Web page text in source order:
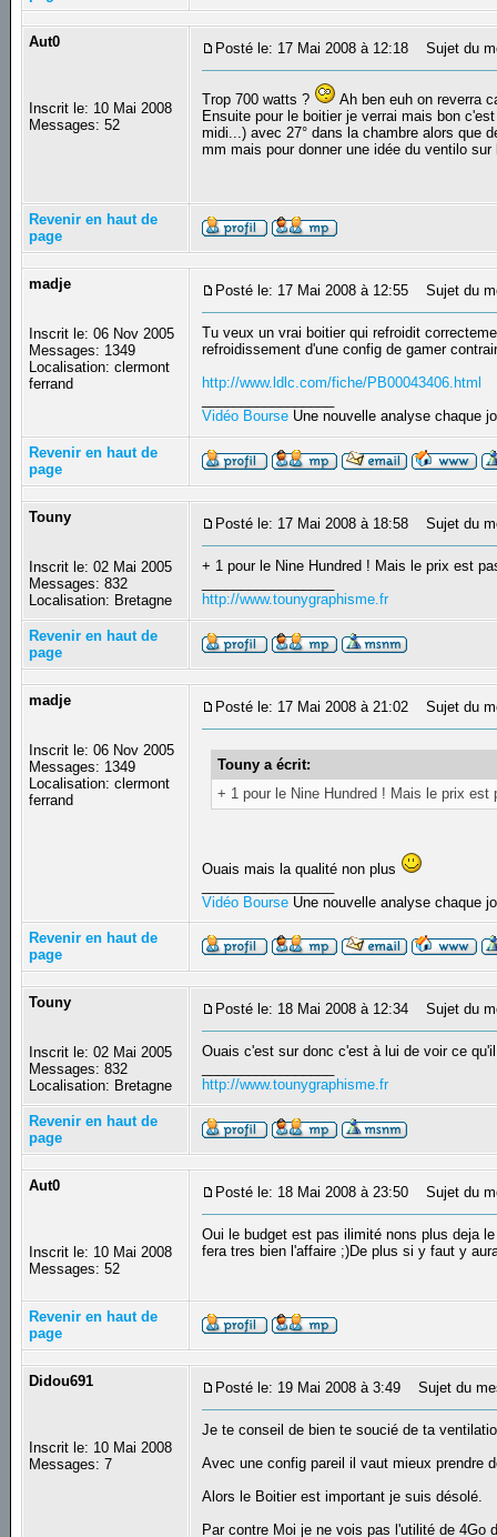
Aut0
Inscrit le: 10 Mai 2008
Messages: 52
Posté le: 17 Mai 2008 à 12:18 Sujet du
Trop 700 watts ?
Ah ben euh on reverra
Ensuite pour le boitier je verrai mais bon
midi...) avec 27° dans la chambre alors que
mm mais pour donner une idée du ventilo
Revenir en haut de
page
madje
Inscrit le: 06 Nov 2005
Messages: 1349
Localisation: clermont
ferrand
Posté le: 17 Mai 2008 à 12:55 Sujet du
Tu veux un vrai boitier qui refroidit
refroidissement d'une config de gamer
http://www.ldlc.com/fiche/PB00043406.html
Vidéo Bourse Une nouvelle analyse chaque
Revenir en haut de
page
Touny
Inscrit le: 02 Mai 2005
Messages: 832
Localisation: Bretagne
Posté le: 17 Mai 2008 à 18:58 Sujet du
+ 1 pour le Nine Hundred ! Mais le prix est
http://www.tounygraphisme.fr
Revenir en haut de
page
madje
Inscrit le: 06 Nov 2005
Messages: 1349
Localisation: clermont
ferrand
Posté le: 17 Mai 2008 à 21:02 Sujet du
Touny a écrit:
+ 1 pour le Nine Hundred ! Mais le prix est
Ouais mais la qualité non plus
Vidéo Bourse Une nouvelle analyse chaque
Revenir en haut de
page
Touny
Inscrit le: 02 Mai 2005
Messages: 832
Localisation: Bretagne
Posté le: 18 Mai 2008 à 12:34 Sujet du
Ouais c'est sur donc c'est à lui de voir ce
http://www.tounygraphisme.fr
Revenir en haut de
page
Aut0
Inscrit le: 10 Mai 2008
Messages: 52
Posté le: 18 Mai 2008 à 23:50 Sujet du
Oui le budget est pas ilimité nons plus deja
fera tres bien l'affaire ;)De plus si y faut y
Revenir en haut de
page
Didou691
Inscrit le: 10 Mai 2008
Messages: 7
Posté le: 19 Mai 2008 à 3:49 Sujet du
Je te conseil de bien te soucié de ta
Avec une config pareil il vaut mieux prendre
Alors le Boitier est important je suis désolé.
Par contre Moi je ne vois pas l'utilité de